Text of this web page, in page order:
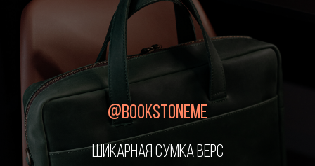
@BOOKSTONEME
ШИКАРНАЯ СУМКА ВЕРС